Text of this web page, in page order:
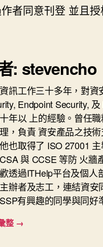
者同意刊登 並且
: stevencho
訊工作三十多年，對資
Endpoint Security,
年以 上的經驗。曾任
，負責 資安產品之技
也取得了 ISO 27001
與 CCSE 等防 火
透過ITHelp平台及個
辦者及志工，連結資
有興趣的同學與同好
整 →